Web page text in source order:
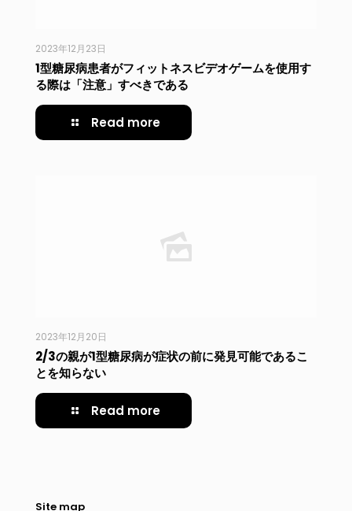
2023年12月23日
1型糖尿病患者がフィットネスビデオゲームを使用す
る際は「注意」すべきである
Read more
2023年12月20日
2/3の親が1型糖尿病が症状の前に発見可能であるこ
とを知らない
Read more
Site map